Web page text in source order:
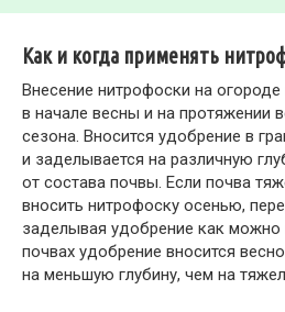
Как и когда применять
Внесение нитрофоски на
в начале весны и на протяжении
сезона. Вносится удобрение в
и заделывается на различную
от состава почвы. Если почва
вносить нитрофоску осенью,
заделывая удобрение как можно
почвах удобрение вносится
на меньшую глубину, чем на